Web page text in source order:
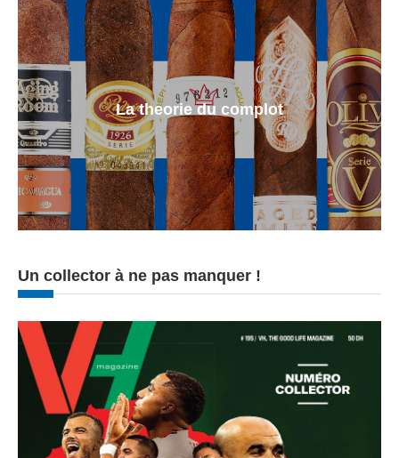
La theorie du complot
Un collector à ne pas manquer !